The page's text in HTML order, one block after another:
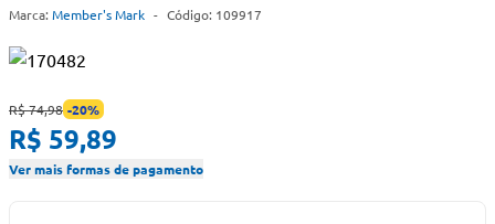
Marca: Member's Mark - Código: 109917
R$ 74,98 -20%
R$ 59,89
Ver mais formas de pagamento